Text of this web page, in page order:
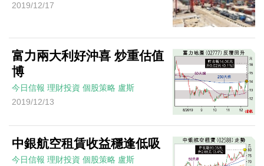
2019/12/17
富力兩大利好沖喜 炒重估值
博
今日信報 理財投資 個股策略 盧斯
2019/12/13
中銀航空租賃收益穩逢低吸
今日信報 理財投資 個股策略 盧斯